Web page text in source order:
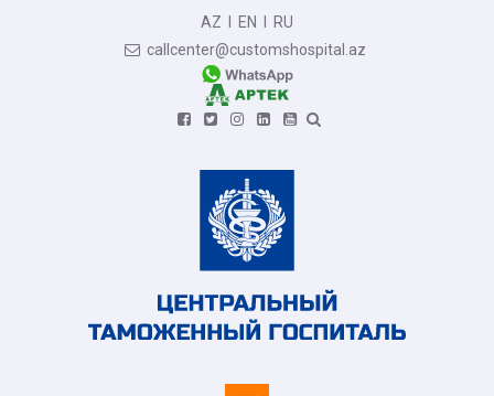
AZ EN RU
 callcenter@customshospital.az
     